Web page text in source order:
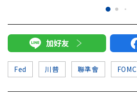
加好友
Fed 川普 聯準會 FOMC